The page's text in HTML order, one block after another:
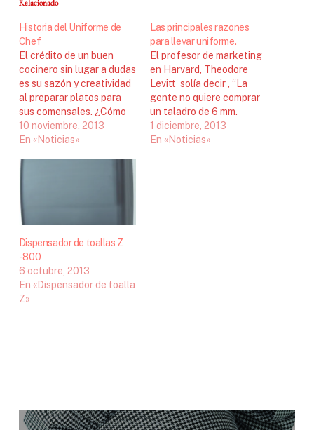
Relacionado
Historia del Uniforme de
Chef
El crédito de un buen
cocinero sin lugar a dudas
es su sazón y creatividad
al preparar platos para
sus comensales. ¿Cómo
se llegó a los uniformes
para chef?. Recordemos
sido muy reconocida
tiempos de los grandes
palacios y reyes tenían su
respeto y…
10 noviembre, 2013
En «Noticias»
Las principales razones
para llevar uniforme.
El profesor de marketing
en Harvard, Theodore
Levitt solía decir , “La
gente no quiere comprar
un taladro de 6 mm.
quieren un agujero de 6
mm”. Esta verdad se
1 diciembre, 2013
En «Noticias»
Dispensador de toallas Z
-800
6 octubre, 2013
En «Dispensador de toalla
Z»